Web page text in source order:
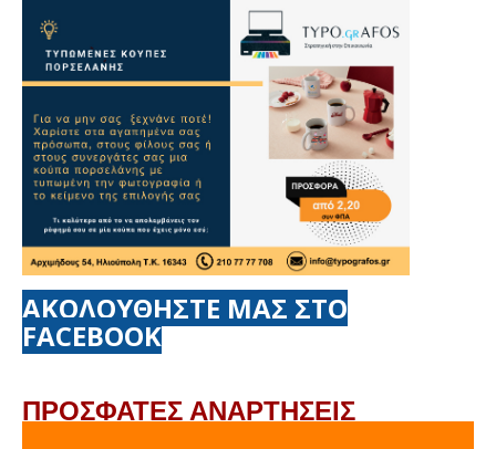
ΑΚΟΛΟΥΘΗΣΤΕ ΜΑΣ ΣΤΟ
FACEBOOK
ΠΡΟΣΦΑΤΕΣ ΑΝΑΡΤΗΣΕΙΣ